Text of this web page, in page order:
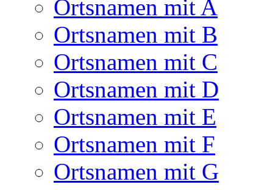
Ortsnamen mit A
Ortsnamen mit B
Ortsnamen mit C
Ortsnamen mit D
Ortsnamen mit E
Ortsnamen mit F
Ortsnamen mit G